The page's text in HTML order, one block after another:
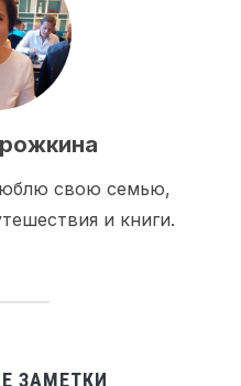
свою семью,
и книги.
ЗАМЕТКИ